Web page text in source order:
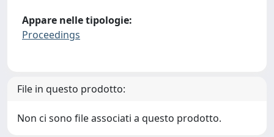
Appare nelle tipologie:
Proceedings
File in questo prodotto:
Non ci sono file associati a questo prodotto.